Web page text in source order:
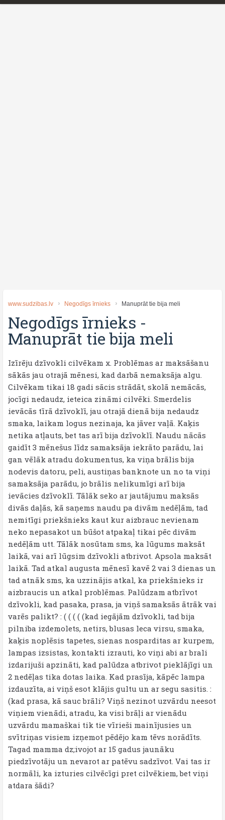
www.sudzibas.lv Negodīgs īrnieks Manuprāt tie bija meli
Negodīgs īrnieks -
Manuprāt tie bija meli
Izīrēju dzīvokli cilvēkam x. Problēmas ar maksāšanu
sākās jau otrajā mēnesi, kad darbā nemaksāja algu.
Cilvēkam tikai 18 gadi sācis strādāt, skolā nemācās,
jocīgi nedaudz, ieteica zināmi cilvēki. Smerdelis
ievācās tīrā dzīvoklī, jau otrajā dienā bija nedaudz
smaka, laikam logus nezinaja, ka jāver vaļā. Kaķis
netika atļauts, bet tas arī bija dzīvoklī. Naudu nācās
gaidīt 3 mēnešus līdz samaksāja iekrāto parādu, lai
gan vēlāk atradu dokumentus, ka viņa brālis bija
nodevis datoru, peli, austiņas banknote un no ta viņi
samaksāja parādu, jo brālis nelikumīgi arī bija
ievācies dzīvoklī. Tālāk seko ar jautājumu maksās
divās daļās, kā saņems naudu pa divām nedēļām, tad
nemitīgi priekšnieks kaut kur aizbrauc nevienam
neko nepasakot un būšot atpakaļ tikai pēc divām
nedēļām utt. Tālāk nosūtam sms, ka lūgums maksāt
laikā, vai arī lūgsim dzīvokli atbrivot. Apsola maksāt
laikā. Tad atkal augusta mēnesī kavē 2 vai 3 dienas un
tad atnāk sms, ka uzzinājis atkal, ka priekšnieks ir
aizbraucis un atkal problēmas. Palūdzam atbrīvot
dzīvokli, kad pasaka, prasa, ja viņš samaksās ātrāk vai
varēs palikt? : ( ( ( ( (kad iegājām dzīvokli, tad bija
pilniba izdemolets, netirs, blusas leca virsu, smaka,
kaķis noplēsis tapetes, sienas nosparditas ar kurpem,
lampas izsistas, kontakti izrauti, ko viņi abi ar brali
izdarijuši apzināti, kad palūdza atbrivot pieklājīgi un
2 nedēļas tika dotas laika. Kad prasīja, kāpēc lampa
izdauzīta, ai viņš esot klājis gultu un ar segu sasitis. :
(kad prasa, kā sauc brāli? Viņš nezinot uzvārdu neesot
viņiem vienādi, atradu, ka visi brāļi ar vienādu
uzvārdu mamaškai tik tie vīrieši mainījusies un
svītriņas visiem izņemot pēdējo kam tēvs norādīts.
Tagad mamma dz;ivojot ar 15 gadus jaunāku
piedzīvotāju un nevarot ar patēvu sadzīvot. Vai tas ir
normāli, ka izturies cilvēcīgi pret cilvēkiem, bet viņi
atdara šādi?